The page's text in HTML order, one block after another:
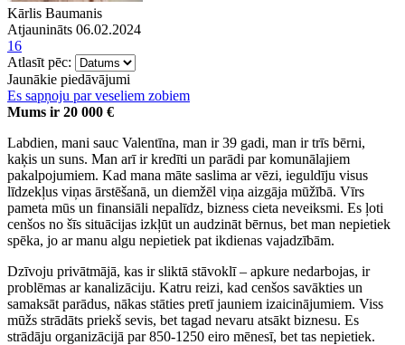
Kārlis Baumanis
Atjaunināts 06.02.2024
16
Atlasīt pēc:
Jaunākie piedāvājumi
Es sapņoju par veseliem zobiem
Mums ir 20 000 €
Labdien, mani sauc Valentīna, man ir 39 gadi, man ir trīs bērni,
kaķis un suns. Man arī ir kredīti un parādi par komunālajiem
pakalpojumiem. Kad mana māte saslima ar vēzi, ieguldīju visus
līdzekļus viņas ārstēšanā, un diemžēl viņa aizgāja mūžībā. Vīrs
pameta mūs un finansiāli nepalīdz, bizness cieta neveiksmi. Es ļoti
cenšos no šīs situācijas izkļūt un audzināt bērnus, bet man nepietiek
spēka, jo ar manu algu nepietiek pat ikdienas vajadzībām.
Dzīvoju privātmājā, kas ir sliktā stāvoklī – apkure nedarbojas, ir
problēmas ar kanalizāciju. Katru reizi, kad cenšos savākties un
samaksāt parādus, nākas stāties pretī jauniem izaicinājumiem. Viss
mūžs strādāts priekš sevis, bet tagad nevaru atsākt biznesu. Es
strādāju organizācijā par 850-1250 eiro mēnesī, bet tas nepietiek.